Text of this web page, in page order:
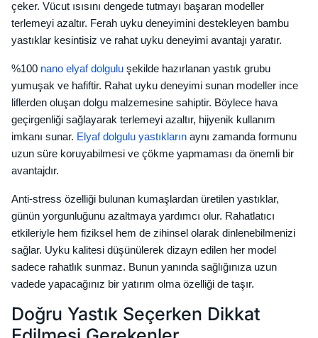
çeker. Vücut ısısını dengede tutmayı başaran modeller
terlemeyi azaltır. Ferah uyku deneyimini destekleyen bambu
yastıklar kesintisiz ve rahat uyku deneyimi avantajı yaratır.
%100 nano elyaf dolgulu şekilde hazırlanan yastık grubu
yumuşak ve hafiftir. Rahat uyku deneyimi sunan modeller ince
liflerden oluşan dolgu malzemesine sahiptir. Böylece hava
geçirgenliği sağlayarak terlemeyi azaltır, hijyenik kullanım
imkanı sunar. Elyaf dolgulu yastıkların aynı zamanda formunu
uzun süre koruyabilmesi ve çökme yapmaması da önemli bir
avantajdır.
Anti-stress özelliği bulunan kumaşlardan üretilen yastıklar,
günün yorgunluğunu azaltmaya yardımcı olur. Rahatlatıcı
etkileriyle hem fiziksel hem de zihinsel olarak dinlenebilmenizi
sağlar. Uyku kalitesi düşünülerek dizayn edilen her model
sadece rahatlık sunmaz. Bunun yanında sağlığınıza uzun
vadede yapacağınız bir yatırım olma özelliği de taşır.
Doğru Yastık Seçerken Dikkat